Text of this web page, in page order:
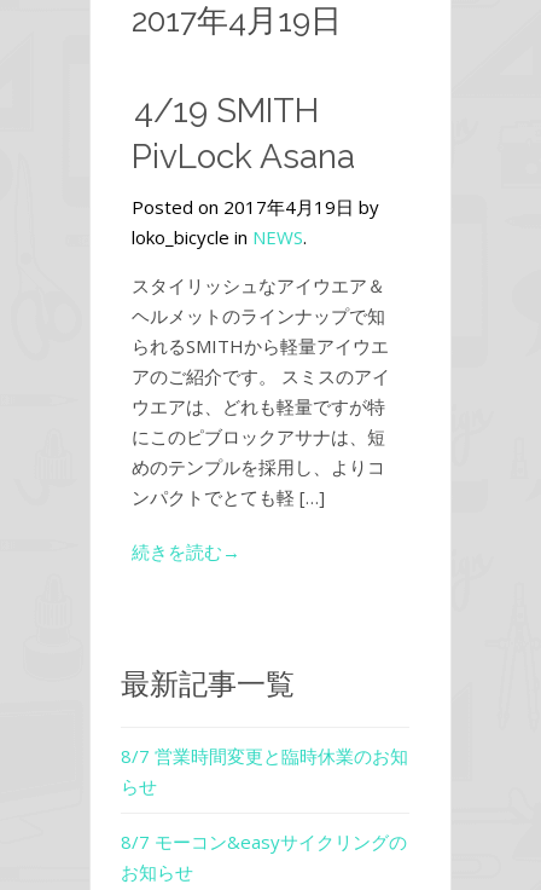
2017年4月19日
4/19 SMITH
PivLock Asana
Posted on 2017年4月19日 by
loko_bicycle in NEWS.
スタイリッシュなアイウエア＆
ヘルメットのラインナップで知
られるSMITHから軽量アイウエ
アのご紹介です。 スミスのアイ
ウエアは、どれも軽量ですが特
にこのピブロックアサナは、短
めのテンプルを採用し、よりコ
ンパクトでとても軽 […]
続きを読む→
最新記事一覧
8/7 営業時間変更と臨時休業のお知
らせ
8/7 モーコン&easyサイクリングの
お知らせ